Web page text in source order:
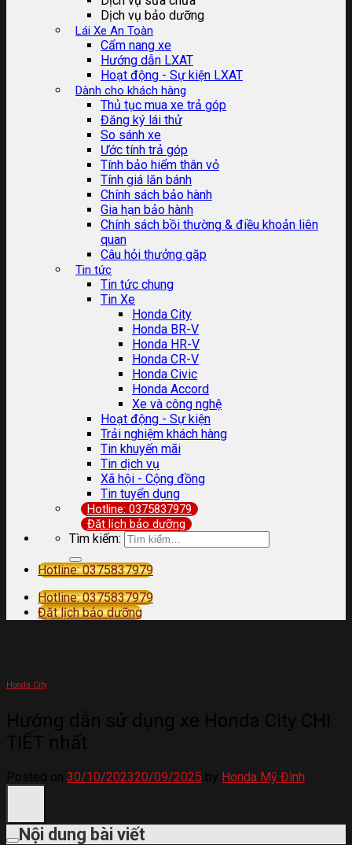
Dịch vụ bảo dưỡng
Lái Xe An Toàn
Cẩm nang xe
Hướng dẫn LXAT
Hoạt động - Sự kiện LXAT
Dành cho khách hàng
Thủ tục mua xe trả góp
Đăng ký lái thử
So sánh xe
Ước tính trả góp
Tính bảo hiểm thân vỏ
Tính giá lăn bánh
Chính sách bảo hành
Gia hạn bảo hành
Chính sách bồi thường & điều khoản liên
quan
Câu hỏi thưởng gặp
Tin tức
Tin tức chung
Tin Xe
Honda City
Honda BR-V
Honda HR-V
Honda CR-V
Honda Civic
Honda Accord
Xe và công nghệ
Hoạt động - Sự kiện
Trải nghiệm khách hàng
Tin khuyến mãi
Tin dịch vụ
Xã hội - Cộng đồng
Tin tuyển dụng
Hotline: 0375837979
Đặt lịch bảo dưỡng
Tìm kiếm:
Hotline: 0375837979
Hotline: 0375837979
Đặt lịch bảo dưỡng
Honda City
30/10/202320/09/2025 Honda Mỹ Đình
Nội dung bài viết